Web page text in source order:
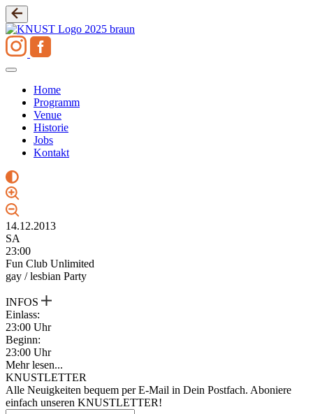
Zum
Inhalt
springen
Home
Programm
Venue
Historie
Jobs
Kontakt
14.12.2013
SA
23:00
Fun Club Unlimited
gay / lesbian Party
INFOS
Einlass:
23:00 Uhr
Beginn:
23:00 Uhr
Mehr lesen...
KNUSTLETTER
Alle Neuigkeiten bequem per E-Mail in Dein Postfach. Aboniere
einfach unseren KNUSTLETTER!